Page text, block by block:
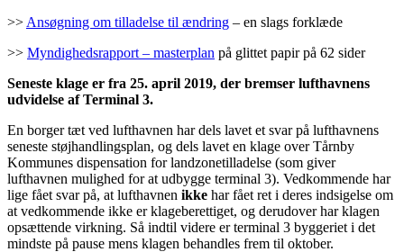
>> Ansøgning om tilladelse til ændring – en slags forklæde
>> Myndighedsrapport – masterplan på glittet papir på 62 sider
Seneste klage er fra 25. april 2019, der bremser lufthavnens
udvidelse af Terminal 3.
En borger tæt ved lufthavnen har dels lavet et svar på lufthavnens
seneste støjhandlingsplan, og dels lavet en klage over Tårnby
Kommunes dispensation for landzonetilladelse (som giver
lufthavnen mulighed for at udbygge terminal 3). Vedkommende har
lige fået svar på, at lufthavnen ikke har fået ret i deres indsigelse om
at vedkommende ikke er klageberettiget, og derudover har klagen
opsættende virkning. Så indtil videre er terminal 3 byggeriet i det
mindste på pause mens klagen behandles frem til oktober.